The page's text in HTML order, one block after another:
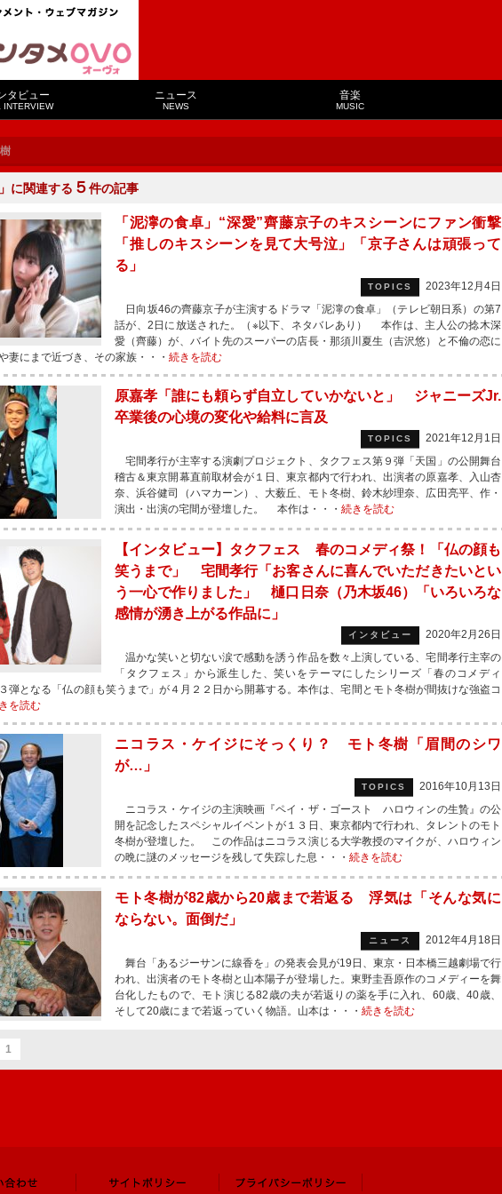
タビュー
INTERVIEW
ニュース
NEWS
音楽
MUSIC
に関連する ５件の記事
「泥濘の食卓」“深愛”齊藤京子のキスシーンにファン衝撃
「推しのキスシーンを見て大号泣」「京子さんは頑張って
る」
TOPICS
2023年12月4日
日向坂46の齊藤京子が主演するドラマ「泥濘の食卓」（テレビ朝日系）の第7
話が、2日に放送された。（※以下、ネタバレあり） 本作は、主人公の捻木深
愛（齊藤）が、バイト先のスーパーの店長・那須川夏生（吉沢悠）と不倫の恋に
妻にまで近づき、その家族・・・ 続きを読む
原嘉孝「誰にも頼らず自立していかないと」 ジャニーズJr.
卒業後の心境の変化や給料に言及
TOPICS
2021年12月1日
宅間孝行が主宰する演劇プロジェクト、タクフェス第９弾「天国」の公開舞台
稽古＆東京開幕直前取材会が１日、東京都内で行われ、出演者の原嘉孝、入山杏
奈、浜谷健司（ハマカーン）、大薮丘、モト冬樹、鈴木紗理奈、広田亮平、作・
演出・出演の宅間が登壇した。 本作は・・・ 続きを読む
【インタビュー】タクフェス 春のコメディ祭！「仏の顔も
笑うまで」 宅間孝行「お客さんに喜んでいただきたいとい
う一心で作りました」 樋口日奈（乃木坂46）「いろいろな
感情が湧き上がる作品に」
インタビュー
2020年2月26日
温かな笑いと切ない涙で感動を誘う作品を数々上演している、宅間孝行主宰の
「タクフェス」から派生した、笑いをテーマにしたシリーズ「春のコメディ
弾となる「仏の顔も笑うまで」が４月２２日から開幕する。本作は、宅間とモト冬樹が間抜けな強盗コ
を読む
ニコラス・ケイジにそっくり？ モト冬樹「眉間のシワ
が…」
TOPICS
2016年10月13日
ニコラス・ケイジの主演映画『ペイ・ザ・ゴースト ハロウィンの生贄』の公
開を記念したスペシャルイベントが１３日、東京都内で行われ、タレントのモト
冬樹が登壇した。 この作品はニコラス演じる大学教授のマイクが、ハロウィン
の晩に謎のメッセージを残して失踪した息・・・ 続きを読む
モト冬樹が82歳から20歳まで若返る 浮気は「そんな気に
ならない。面倒だ」
ニュース
2012年4月18日
舞台「あるジーサンに線香を」の発表会見が19日、東京・日本橋三越劇場で行
われ、出演者のモト冬樹と山本陽子が登場した。東野圭吾原作のコメディーを舞
台化したもので、モト演じる82歳の夫が若返りの薬を手に入れ、60歳、40歳、
そして20歳にまで若返っていく物語。山本は・・・ 続きを読む
1